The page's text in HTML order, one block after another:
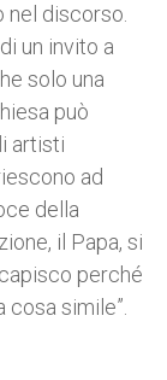
discorso.
un invito a
solo una
può
artisti
ad
della
il Papa, si
perché
simile”.